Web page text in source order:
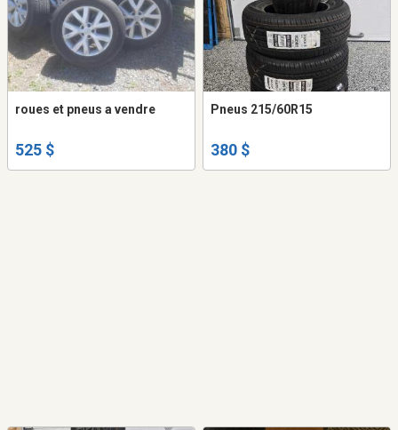
roues et pneus a vendre
525 $
Pneus 215/60R15
380 $